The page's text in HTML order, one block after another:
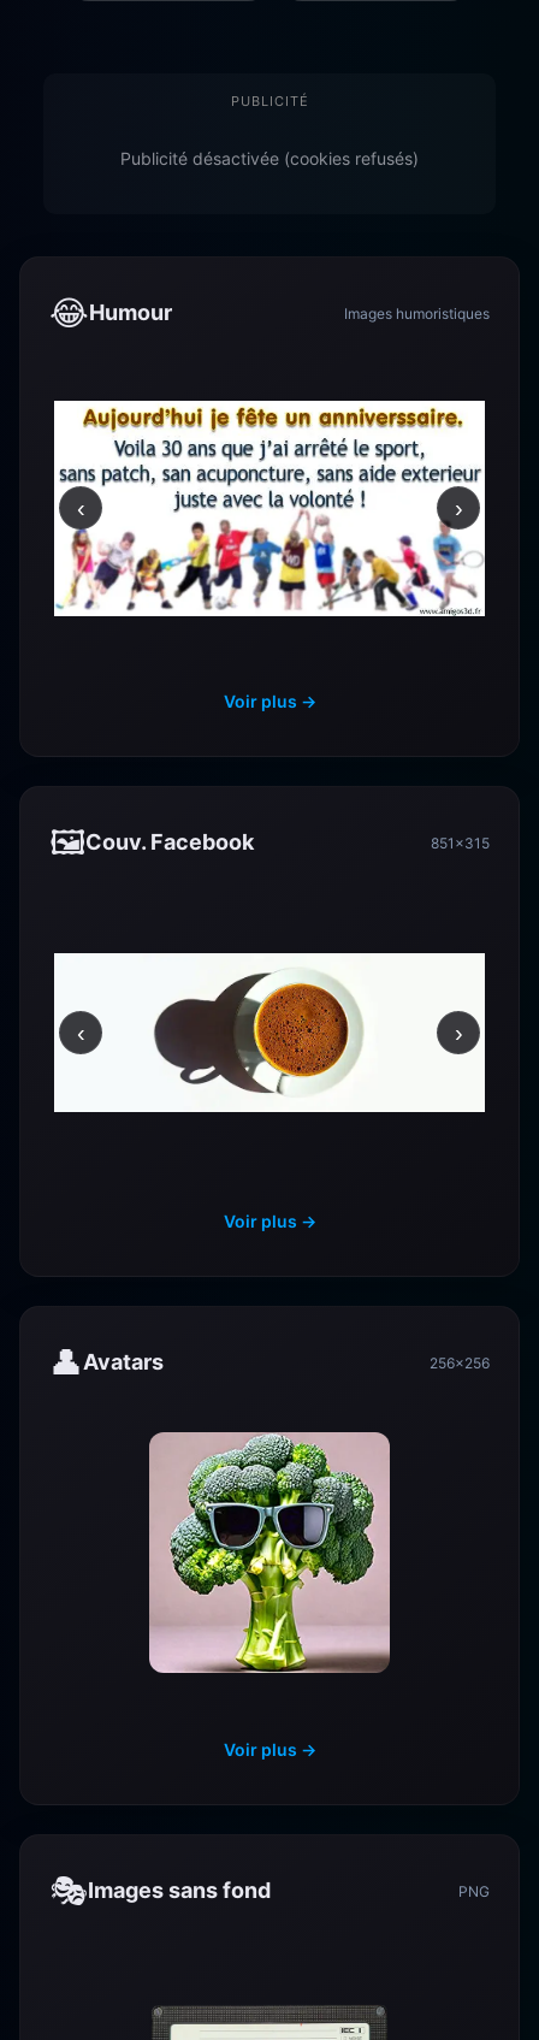
PUBLICITÉ
Publicité désactivée (cookies refusés)
😂Humour Images humoristiques
‹ ›
Voir plus →
🖼️Couv. Facebook 851×315
‹ ›
Voir plus →
👤Avatars 256×256
Voir plus →
🎭Images sans fond PNG